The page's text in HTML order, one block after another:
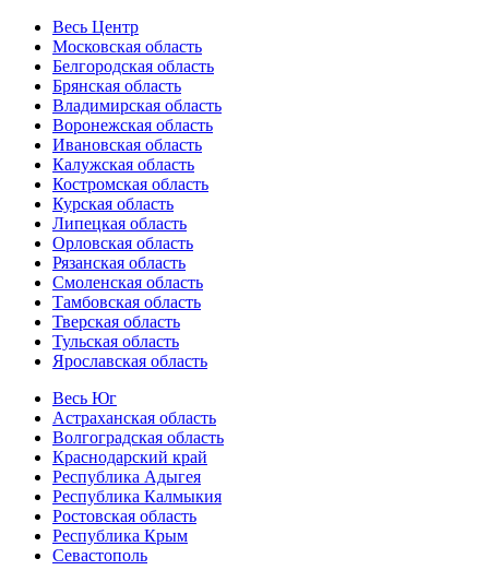
Весь Центр
Московская область
Белгородская область
Брянская область
Владимирская область
Воронежская область
Ивановская область
Калужская область
Костромская область
Курская область
Липецкая область
Орловская область
Рязанская область
Смоленская область
Тамбовская область
Тверская область
Тульская область
Ярославская область
Весь Юг
Астраханская область
Волгоградская область
Краснодарский край
Республика Адыгея
Республика Калмыкия
Ростовская область
Республика Крым
Севастополь